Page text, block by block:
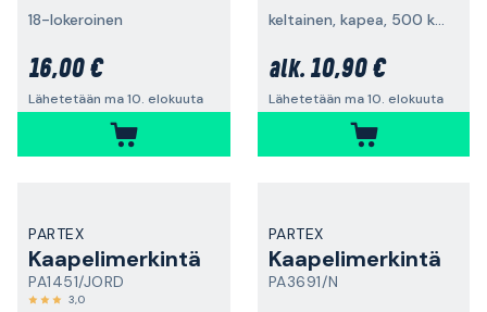
18-lokeroinen
16,00 €
Lähetetään ma 10. elokuuta
keltainen, kapea, 500 kpl/rulla
alk. 10,90 €
Lähetetään ma 10. elokuuta
PARTEX
Kaapelimerkintä
PA1451/JORD
3,0
PARTEX
Kaapelimerkintä
PA3691/N